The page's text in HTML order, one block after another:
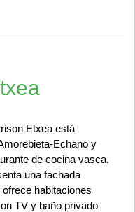
Etxea está
Echano y
de cocina vasca.
una fachada
habitaciones
TV y baño privado